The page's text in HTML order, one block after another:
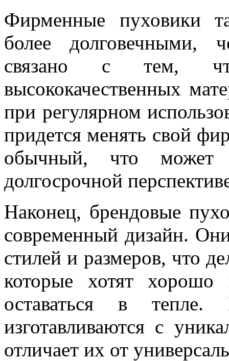
Фирменные пуховики
более долговечными,
связано с тем,
высококачественных
при регулярном
придется менять свой
обычный, что может
долгосрочной
Наконец, брендовые
современный дизайн.
стилей и размеров, что
которые хотят
оставаться в тепле.
изготавливаются с
отличает их от